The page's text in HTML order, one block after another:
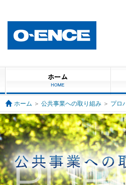
ホーム ＞ 公共事業への取り組み ＞ プロ